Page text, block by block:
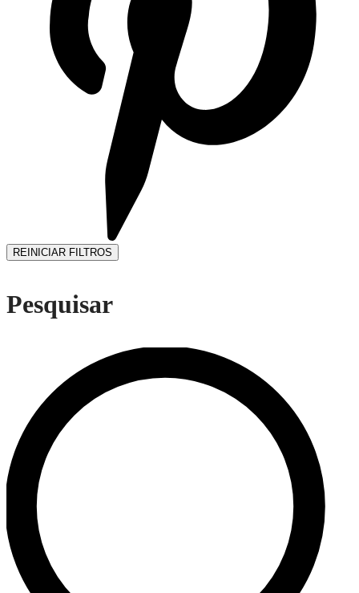
REINICIAR FILTROS
Pesquisar